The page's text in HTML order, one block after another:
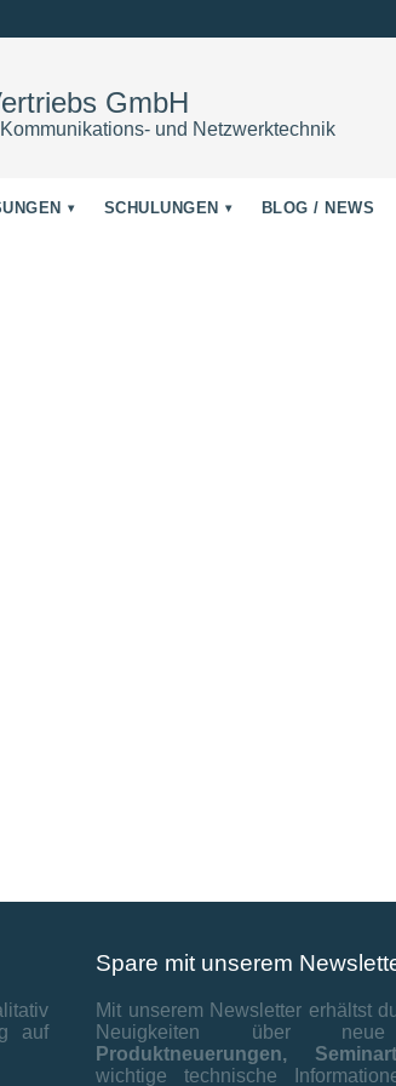
GmbH
und Netzwerktechnik
SCHULUNGEN BLOG / NEWS
auf
Spare mit unserem
Mit unserem Newsletter erhältst
Neuigkeiten über
Produktneuerungen,
wichtige technische